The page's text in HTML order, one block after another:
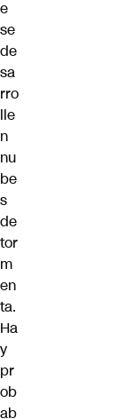
e
se
de
sa
rro
lle
n
nu
be
s
de
tor
m
en
ta.
Ha
y
pr
ob
ab